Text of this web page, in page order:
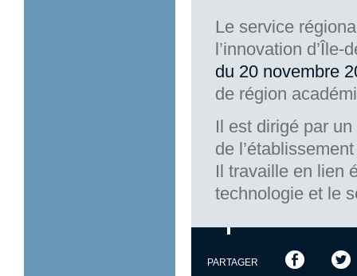
Le service
l’innovation
du 20 novembre
de région
Il est dirigé par
de
Il travaille en lien
technologie et le
PARTAGER